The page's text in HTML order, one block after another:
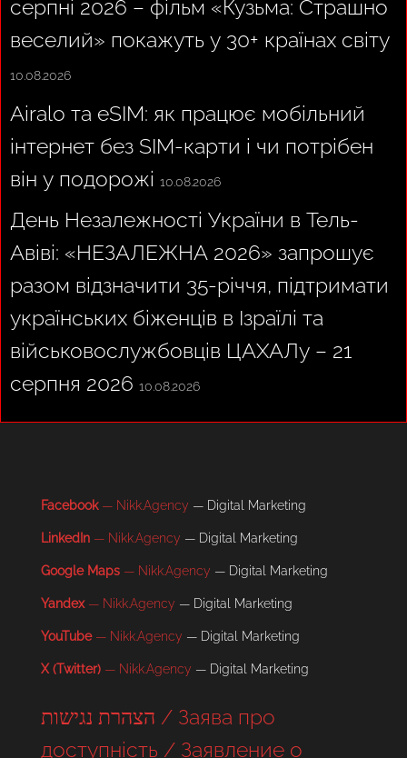
серпні 2026 – фільм «Кузьма: Страшно
веселий» покажуть у 30+ країнах світу
10.08.2026
Airalo та eSIM: як працює мобільний
інтернет без SIM-карти і чи потрібен
він у подорожі 10.08.2026
День Незалежності України в Тель-
Авіві: «НЕЗАЛЕЖНА 2026» запрошує
разом відзначити 35-річчя, підтримати
українських біженців в Ізраїлі та
військовослужбовців ЦАХАЛу – 21
серпня 2026 10.08.2026
Facebook— Nikk.Agency — Digital Marketing
LinkedIn — Nikk.Agency — Digital Marketing
Google Maps — Nikk.Agency — Digital Marketing
Yandex— Nikk.Agency — Digital Marketing
YouTube— Nikk.Agency — Digital Marketing
X (Twitter) — Nikk.Agency — Digital Marketing
הצהרת נגישות / Заява про
доступність / Заявление о